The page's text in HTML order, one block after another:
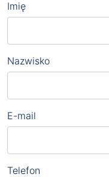
Imię
Nazwisko
E-mail
Telefon